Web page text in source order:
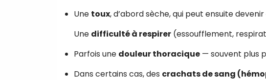
Une toux, d’abord sèche, qui peut ensuite
Une difficulté à respirer (essoufflement,
Parfois une douleur thoracique — souvent plus
Dans certains cas, des crachats de sang